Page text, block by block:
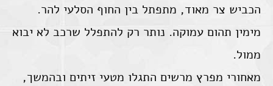
הכביש צר מאוד, מתפתל בין החוף הסלעי להר.
מימין תהום עמוקה. נותר רק להתפלל שרכב לא יבוא
ממול.
מאחורי מפרץ מרשים התגלו מטעי זיתים ובהמשך,